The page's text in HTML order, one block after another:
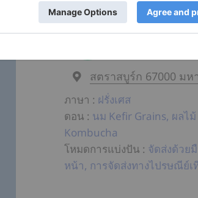
สตราสบูร์ก 67000 มห
ภาษา : ฝรั่งเศส
ดอน : นม Kefir Grains, ผลไ
Kombucha
โหมดการแบ่งปัน : จัดส่งด้วย
หน้า, การจัดส่งทางไปรษณีย์เ